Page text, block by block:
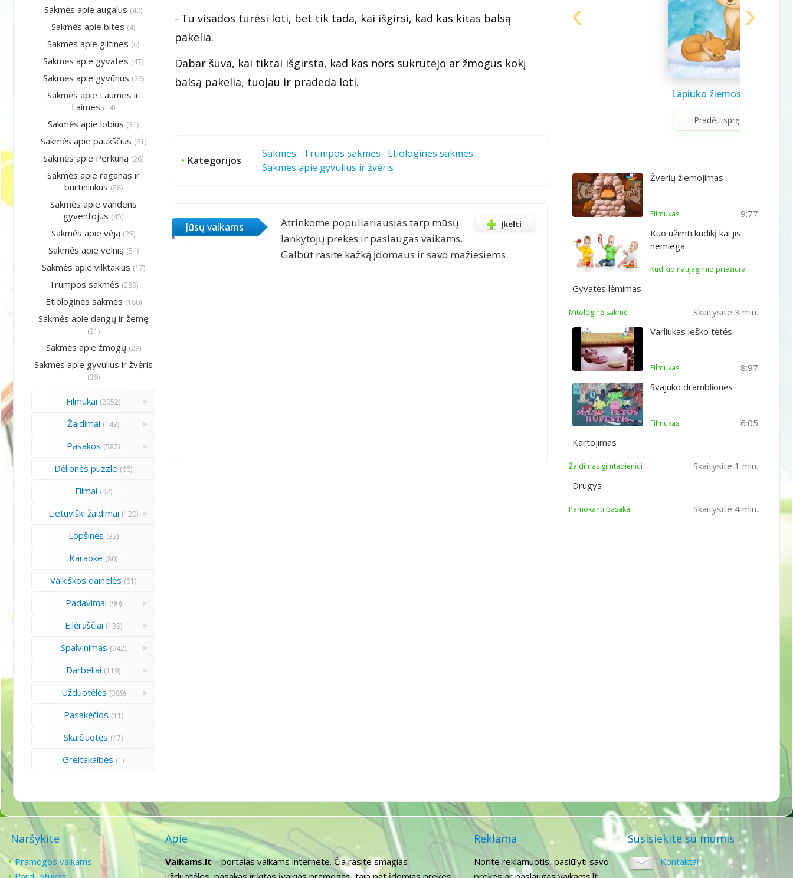
Sakmės apie augalus (40)
Sakmės apie bites (4)
Sakmės apie giltines (6)
Sakmės apie gyvates (47)
Sakmės apie gyvūnus (26)
Sakmės apie Laumes ir
Laimes (14)
Sakmės apie lobius (31)
Sakmės apie paukščius (61)
Sakmės apie Perkūną (26)
Sakmės apie raganas ir
burtininkus (28)
Sakmės apie vandens
gyventojus (45)
Sakmės apie vėją (25)
Sakmės apie velnią (54)
Sakmės apie vilktakius (17)
Trumpos sakmės (289)
Etiologinės sakmės (180)
Sakmės apie dangų ir žemę
(21)
Sakmės apie žmogų (29)
Sakmės apie gyvulius ir žvėris
(39)
Filmukai (2052)
Žaidimai (143)
Pasakos (587)
Dėlionės puzzle (66)
Filmai (92)
Lietuviški žaidimai (120)
Lopšinės (32)
Karaoke (80)
Vaikiškos dainelės (61)
Padavimai (90)
Eilėraščiai (139)
Spalvinimas (942)
Darbeliai (119)
Užduotėlės (389)
Pasakėčios (11)
Skaičiuotės (47)
Greitakalbės (1)
- Tu visados turėsi loti, bet tik tada, kai išgirsi, kad kas kitas balsą
pakelia.
Dabar šuva, kai tiktai išgirsta, kad kas nors sukrutėjo ar žmogus kokį
balsą pakelia, tuojau ir pradeda loti.
Kategorijos
Sakmės Trumpos sakmės
Etiologinės sakmės
Sakmės apie gyvulius ir žvėris
Jūsų vaikams Įkelti
Atrinkome populiariausias tarp mūsų
lankytojų prekes ir paslaugas vaikams.
Galbūt rasite kažką įdomaus ir savo mažiesiems.
Lapiuko žiemos šviesa
Pradėti spręsti
Žiemos saulėgįžos
knygelė
Aš galiu rinktis
Saulės sistema vaikams
Sveikuolio užduotėlės
vaikams
Gyvūnai abc
apvedžiojimo knygelė
Draugystės užduotėlės
vaikams
Pavasario laiškas
mamai
Velykų užduotėlės
Gerumo advento
kalendorius
Žvėrių žiemojimas
9:77
Filmukas
Kuo užimti kūdikį kai jis
nemiega
Kūdikio naujagimio priežiūra
Gyvatės lėmimas
Skaitysite 3 min.
Mitologinė sakmė
Varliukas ieško tėtės
8:97
Filmukas
Svajuko dramblionės
6:05
Filmukas
Kartojimas
Skaitysite 1 min.
Žaidimas gimtadieniui
Drugys
Skaitysite 4 min.
Pamokanti pasaka
Naršykite
Pramogos vaikams
Apie
Vaikams.lt– portalas vaikams internete. Čia rasite smagias
Reklama
Norite reklamuotis, pasiūlyti savo
Susisiekite su mumis
Kontaktai